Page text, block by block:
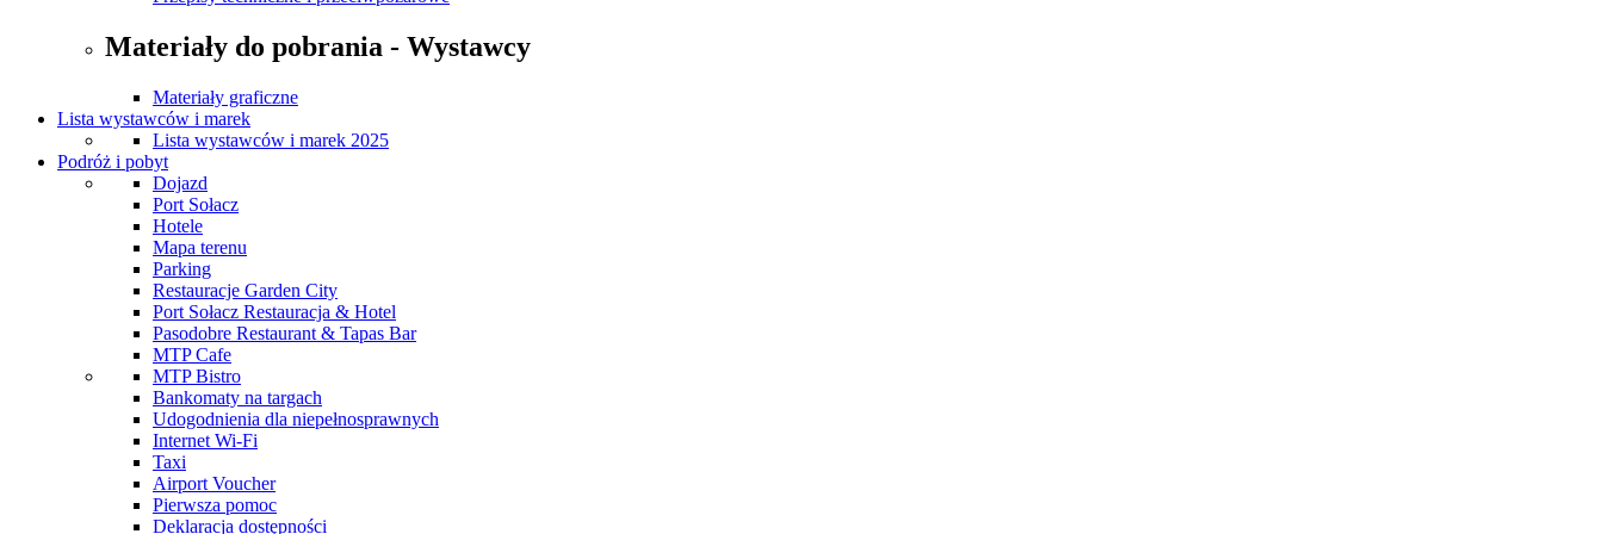
Materiały do pobrania - Wystawcy
Materiały graficzne
Lista wystawców i marek
Lista wystawców i marek 2025
Podróż i pobyt
Dojazd
Port Sołacz
Hotele
Mapa terenu
Parking
Restauracje Garden City
Port Sołacz Restauracja & Hotel
Pasodobre Restaurant & Tapas Bar
MTP Cafe
MTP Bistro
Bankomaty na targach
Udogodnienia dla niepełnosprawnych
Internet Wi-Fi
Taxi
Airport Voucher
Pierwsza pomoc
Deklaracja dostępności